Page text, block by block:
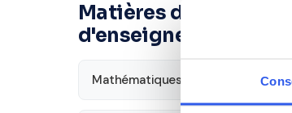
Matières disponibles
d'enseignement
Mathématiques